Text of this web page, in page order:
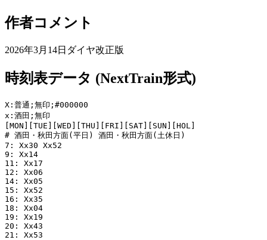
作者コメント
2026年3月14日ダイヤ改正版
時刻表データ (NextTrain形式)
X:普通;無印;#000000
x:酒田;無印
[MON][TUE][WED][THU][FRI][SAT][SUN][HOL]
# 酒田・秋田方面(平日) 酒田・秋田方面(土休日)
7: Xx30 Xx52
9: Xx14
11: Xx17
12: Xx06
14: Xx05
15: Xx52
16: Xx35
18: Xx04
19: Xx19
20: Xx43
21: Xx53